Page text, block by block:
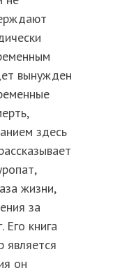
вынужден
здесь
жизни,
за
Его книга
является
он